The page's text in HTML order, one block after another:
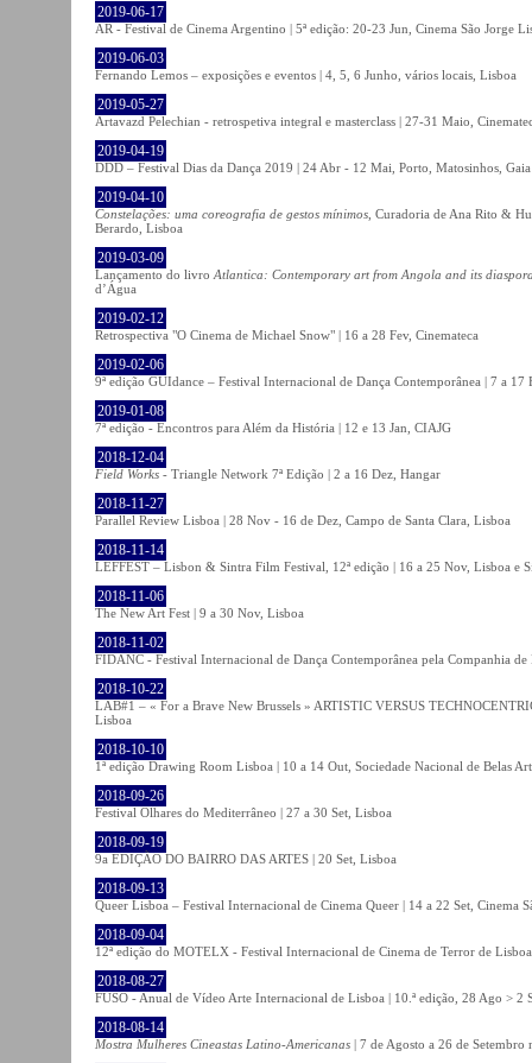
2019-06-17
AR - Festival de Cinema Argentino | 5ª edição: 20-23 Jun, Cinema São Jorge
2019-06-03
Fernando Lemos – exposições e eventos | 4, 5, 6 Junho, vários locais, Lisboa
2019-05-27
Artavazd Pelechian - retrospetiva integral e masterclass | 27-31 Maio,
2019-04-19
DDD – Festival Dias da Dança 2019 | 24 Abr - 12 Mai, Porto, Matosinhos, Gaia
2019-04-10
Constelações: uma coreografia de gestos mínimos , Curadoria de Ana Rito &
Berardo, Lisboa
2019-03-09
Lançamento do livro Atlantica: Contemporary art from Angola and its
d’Água
2019-02-12
Retrospectiva "O Cinema de Michael Snow" | 16 a 28 Fev, Cinemateca
2019-02-06
9ª edição GUIdance – Festival Internacional de Dança Contemporânea | 7 a 17
2019-01-08
7ª edição - Encontros para Além da História | 12 e 13 Jan, CIAJG
2018-12-04
Field Works - Triangle Network 7ª Edição | 2 a 16 Dez, Hangar
2018-11-27
Parallel Review Lisboa | 28 Nov - 16 de Dez, Campo de Santa Clara, Lisboa
2018-11-14
LEFFEST – Lisbon & Sintra Film Festival, 12ª edição | 16 a 25 Nov, Lisboa e
2018-11-06
The New Art Fest | 9 a 30 Nov, Lisboa
2018-11-02
FIDANC - Festival Internacional de Dança Contemporânea pela Companhia
2018-10-22
LAB#1 – « For a Brave New Brussels » ARTISTIC VERSUS
Lisboa
2018-10-10
1ª edição Drawing Room Lisboa | 10 a 14 Out, Sociedade Nacional de Belas
2018-09-26
Festival Olhares do Mediterrâneo | 27 a 30 Set, Lisboa
2018-09-19
9a EDIÇÃO DO BAIRRO DAS ARTES | 20 Set, Lisboa
2018-09-13
Queer Lisboa – Festival Internacional de Cinema Queer | 14 a 22 Set, Cinema
2018-09-04
12ª edição do MOTELX - Festival Internacional de Cinema de Terror de
2018-08-27
FUSO - Anual de Vídeo Arte Internacional de Lisboa | 10.ª edição, 28 Ago > 2
2018-08-14
Mostra Mulheres Cineastas Latino-Americanas | 7 de Agosto a 26 de Setembro